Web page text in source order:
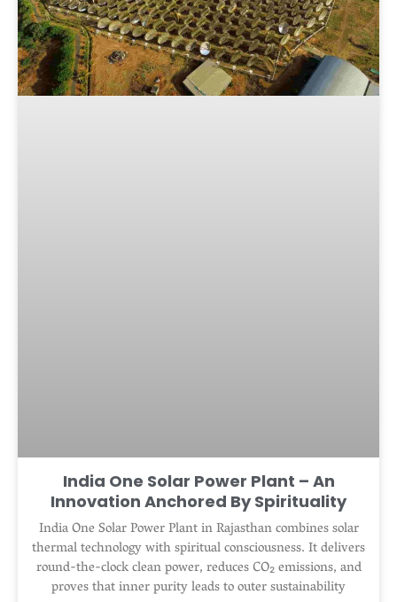
India One Solar Power Plant – An
Innovation Anchored By Spirituality
India One Solar Power Plant in Rajasthan combines solar
thermal technology with spiritual consciousness. It delivers
round-the-clock clean power, reduces CO₂ emissions, and
proves that inner purity leads to outer sustainability